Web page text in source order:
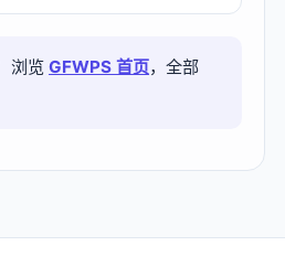
浏览 GFWPS 首页，全部